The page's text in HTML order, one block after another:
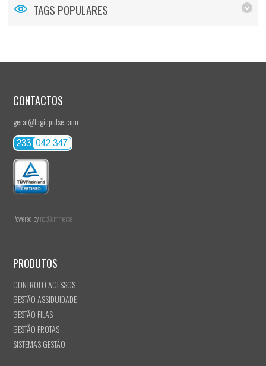
TAGS POPULARES
CONTACTOS
geral@logicpulse.com
Powered bynopCommerce
PRODUTOS
CONTROLO ACESSOS
GESTÃO ASSIDUIDADE
GESTÃO FILAS
GESTÃO FROTAS
SISTEMAS GESTÃO